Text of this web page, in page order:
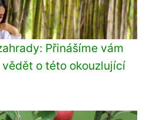
Přinášíme vám
o této okouzlující